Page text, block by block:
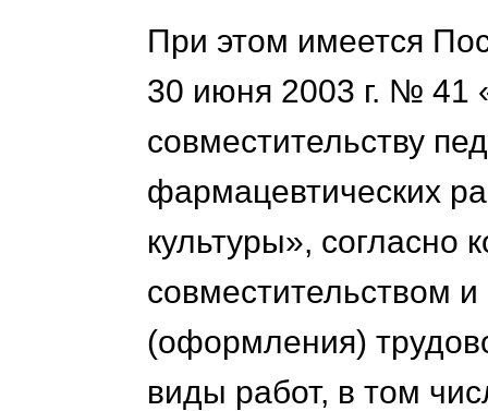
При этом имеется
30 июня 2003 г. № 41
совместительству
фармацевтических
культуры», согласно
совместительством
(оформления)
виды работ, в том